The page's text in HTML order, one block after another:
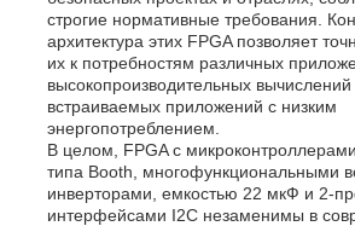
строгие нормативные требования.
архитектура этих FPGA позволяет
их к потребностям различных
высокопроизводительных
встраиваемых приложений с низким
энергопотреблением.
В целом, FPGA с
типа Booth, многофункциональными
инверторами, емкостью 22 мкФ и 2-
интерфейсами I2C незаменимы в